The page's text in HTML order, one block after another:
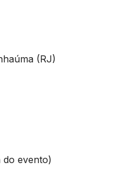
(RJ)
do evento)